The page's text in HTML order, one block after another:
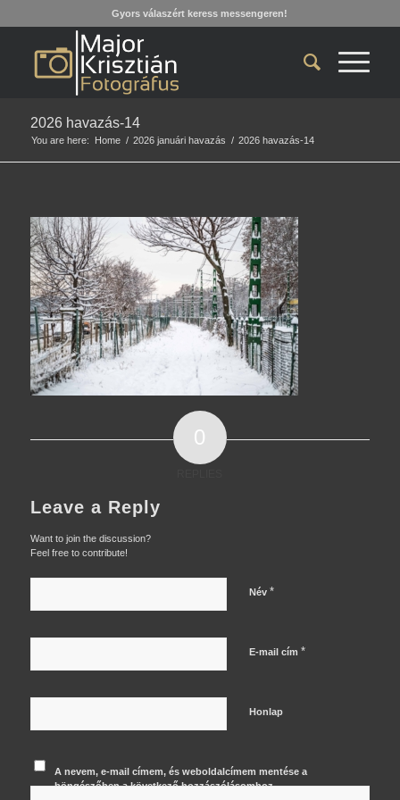
Gyors válaszért keress messengeren!
2026 havazás-14
You are here: Home / 2026 januári havazás / 2026 havazás-14
0
Leave a Reply
Want to join the discussion?
Feel free to contribute!
Név *
E-mail cím *
Honlap
A nevem, e-mail címem, és weboldalcímem mentése a
böngészőben a következő hozzászólásomhoz.